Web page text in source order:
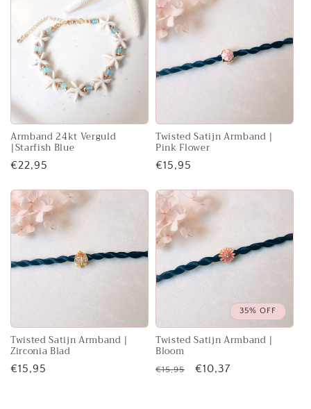
Armband 24kt Verguld
|Starfish Blue
Normale
€22,95
Twisted Satijn Armband |
Pink Flower
Normale
€15,95
Twisted Satijn Armband |
Zirconia Blad
Normale
€15,95
35% OFF
Twisted Satijn Armband |
Bloom
Normale
€15,95 Aanbiedingsprijs
€10,37